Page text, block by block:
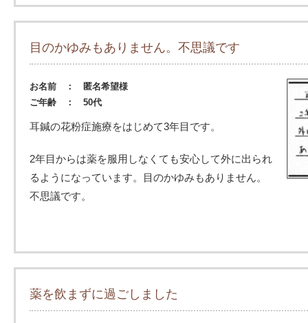
目のかゆみもありません。不思議です
お名前 ： 匿名希望様
ご年齢 ： 50代
耳鍼の花粉症施療をはじめて3年目です。
2年目からは薬を服用しなくても安心して外に出られ
るようになっています。目のかゆみもありません。
不思議です。
薬を飲まずに過ごしました